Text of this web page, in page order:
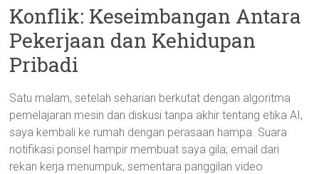
Konflik: Keseimbangan Antara
Pekerjaan dan Kehidupan
Pribadi
Satu malam, setelah seharian berkutat dengan algoritma
pemelajaran mesin dan diskusi tanpa akhir tentang etika AI,
saya kembali ke rumah dengan perasaan hampa. Suara
notifikasi ponsel hampir membuat saya gila; email dari
rekan kerja menumpuk, sementara panggilan video